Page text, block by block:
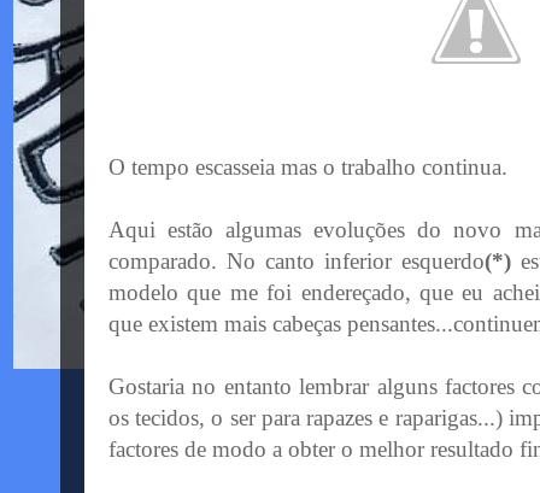
O tempo escasseia mas o trabalho continua.
Aqui estão algumas evoluções do novo
comparado. No canto inferior esquerdo(*)
modelo que me foi endereçado, que eu
que existem mais cabeças
Gostaria no entanto lembrar alguns factores
os tecidos, o ser para rapazes e raparigas...)
factores de modo a obter o melhor resultado